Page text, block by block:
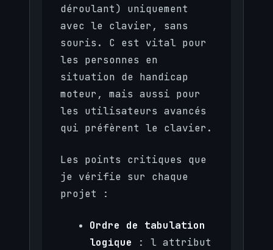
déroulant) uniquement
avec le clavier, sans
souris. C est vital pour
les personnes en
situation de handicap
moteur, mais aussi pour
les utilisateurs avancés
qui préfèrent le clavier.
Les points critiques que
je vérifie sur chaque
projet :
Ordre de tabulation
logique : l attribut